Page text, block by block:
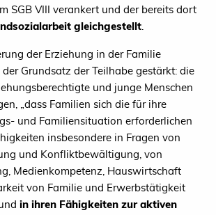
SGB VIII verankert und der bereits dort
gleichgestellt
der Erziehung in der Familie
Grundsatz der Teilhabe gestärkt: die
und junge Menschen
„dass Familien sich die für ihre
und Familiensituation erforderlichen
insbesondere in Fragen von
und Konfliktbewältigung, von
Medienkompetenz, Hauswirtschaft
von Familie und Erwerbstätigkeit
in ihren Fähigkeiten zur aktiven